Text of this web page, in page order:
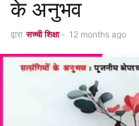
के अनुभव
द्वारा सच्ची शिक्षा - 12 months ago